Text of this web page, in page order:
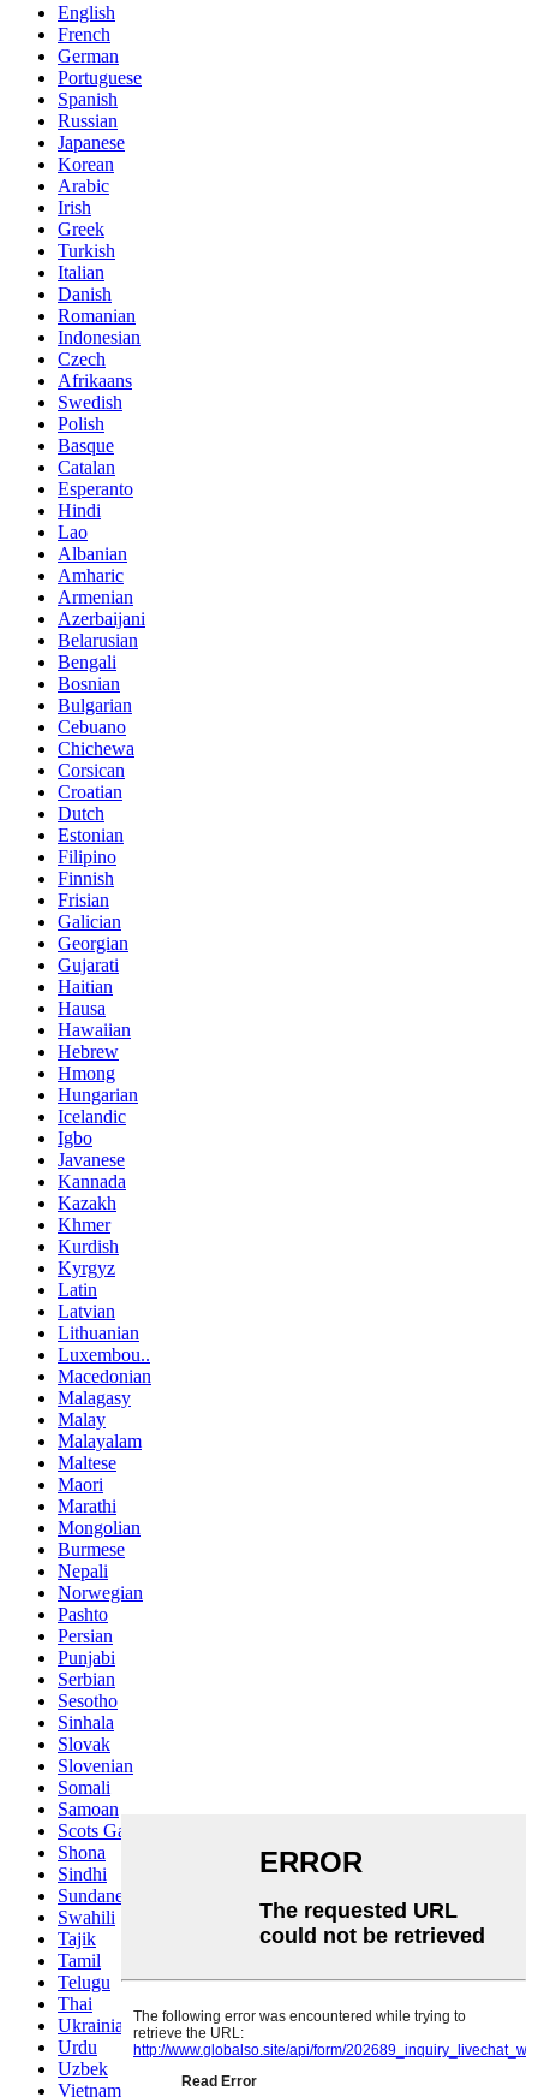
English
French
German
Portuguese
Spanish
Russian
Japanese
Korean
Arabic
Irish
Greek
Turkish
Italian
Danish
Romanian
Indonesian
Czech
Afrikaans
Swedish
Polish
Basque
Catalan
Esperanto
Hindi
Lao
Albanian
Amharic
Armenian
Azerbaijani
Belarusian
Bengali
Bosnian
Bulgarian
Cebuano
Chichewa
Corsican
Croatian
Dutch
Estonian
Filipino
Finnish
Frisian
Galician
Georgian
Gujarati
Haitian
Hausa
Hawaiian
Hebrew
Hmong
Hungarian
Icelandic
Igbo
Javanese
Kannada
Kazakh
Khmer
Kurdish
Kyrgyz
Latin
Latvian
Lithuanian
Luxembou..
Macedonian
Malagasy
Malay
Malayalam
Maltese
Maori
Marathi
Mongolian
Burmese
Nepali
Norwegian
Pashto
Persian
Punjabi
Serbian
Sesotho
Sinhala
Slovak
Slovenian
Somali
Samoan
Scots Gaelic
Shona
Sindhi
Sundanese
Swahili
Tajik
Tamil
Telugu
Thai
Ukrainian
Urdu
Uzbek
Vietnamese